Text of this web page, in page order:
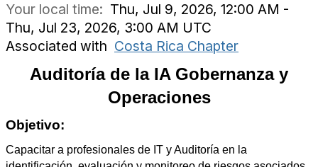
Your local time: Thu, Jul 9, 2026, 12:00 AM -
Thu, Jul 23, 2026, 3:00 AM UTC
Associated with Costa Rica Chapter
Auditoría de la IA Gobernanza y
Operaciones
Objetivo:
Capacitar a profesionales de IT y Auditoría en la